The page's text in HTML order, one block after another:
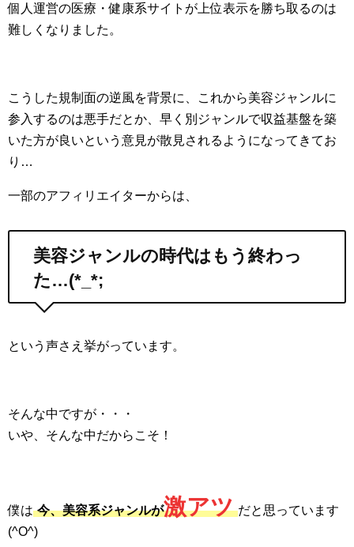
個人運営の医療・健康系サイトが上位表示を勝ち取るのは
難しくなりました。
こうした規制面の逆風を背景に、これから美容ジャンルに
参入するのは悪手だとか、早く別ジャンルで収益基盤を築
いた方が良いという意見が散見されるようになってきてお
り…
一部のアフィリエイターからは、
美容ジャンルの時代はもう終わっ
た…(*_*;
という声さえ挙がっています。
そんな中ですが・・・
いや、そんな中だからこそ！
僕は 今、美容系ジャンルが激アツ だと思っています
(^O^)